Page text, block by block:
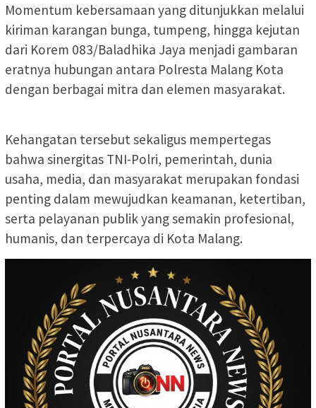
Momentum kebersamaan yang ditunjukkan melalui
kiriman karangan bunga, tumpeng, hingga kejutan
dari Korem 083/Baladhika Jaya menjadi gambaran
eratnya hubungan antara Polresta Malang Kota
dengan berbagai mitra dan elemen masyarakat.
Kehangatan tersebut sekaligus mempertegas
bahwa sinergitas TNI-Polri, pemerintah, dunia
usaha, media, dan masyarakat merupakan fondasi
penting dalam mewujudkan keamanan, ketertiban,
serta pelayanan publik yang semakin profesional,
humanis, dan terpercaya di Kota Malang.